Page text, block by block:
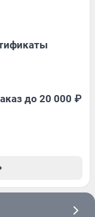
до 20 000 ₽